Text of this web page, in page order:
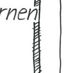
wurde das
Leiter aus der